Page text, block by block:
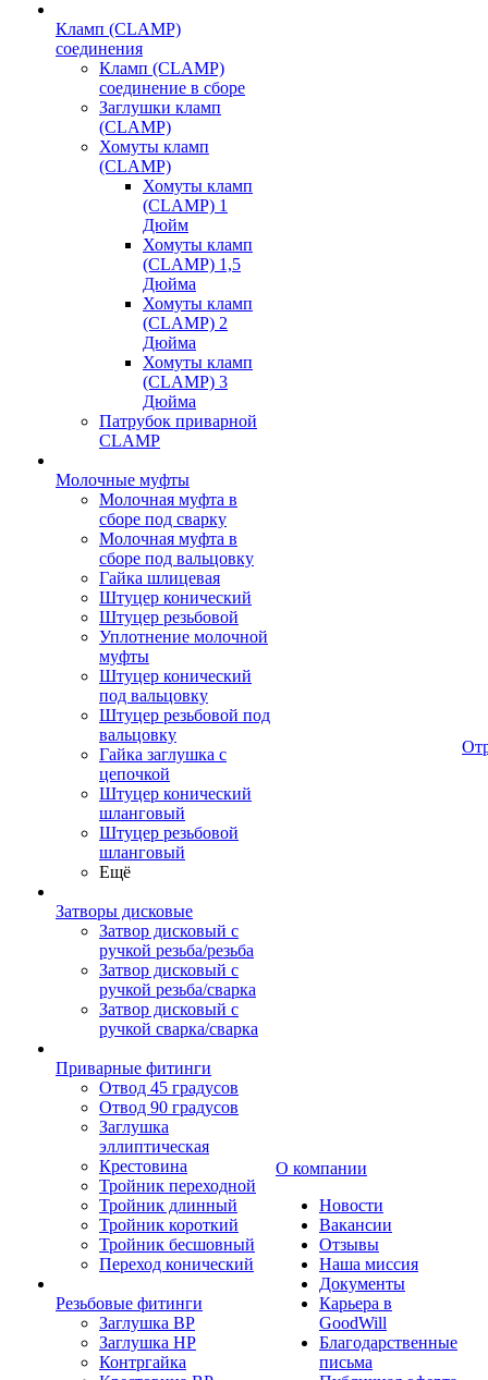
Кламп (CLAMP)
соединения
Кламп (CLAMP)
соединение в сборе
Заглушки кламп
(CLAMP)
Хомуты кламп
(CLAMP)
Хомуты кламп
(CLAMP) 1
Дюйм
Хомуты кламп
(CLAMP) 1,5
Дюйма
Хомуты кламп
(CLAMP) 2
Дюйма
Хомуты кламп
(CLAMP) 3
Дюйма
Патрубок приварной
CLAMP
Молочные муфты
Молочная муфта в
сборе под сварку
Молочная муфта в
сборе под вальцовку
Гайка шлицевая
Штуцер конический
Штуцер резьбовой
Уплотнение молочной
муфты
Штуцер конический
под вальцовку
Штуцер резьбовой под
вальцовку
Гайка заглушка с
цепочкой
Штуцер конический
шланговый
Штуцер резьбовой
шланговый
Ещё
Затворы дисковые
Затвор дисковый с
ручкой резьба/резьба
Затвор дисковый с
ручкой резьба/сварка
Затвор дисковый с
ручкой сварка/сварка
Приварные фитинги
Отвод 45 градусов
Отвод 90 градусов
Заглушка
эллиптическая
Крестовина
Тройник переходной
Тройник длинный
Тройник короткий
Тройник бесшовный
Переход конический
Резьбовые фитинги
Заглушка ВР
Заглушка НР
Контргайка
О компании
Новости
Вакансии
Отзывы
Наша миссия
Документы
Карьера в
GoodWill
Благодарственные
письма